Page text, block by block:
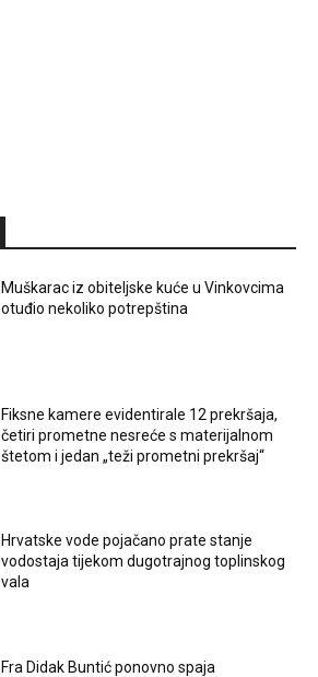
Muškarac iz obiteljske kuće u Vinkovcima
otuđio nekoliko potrepština
Fiksne kamere evidentirale 12 prekršaja,
četiri prometne nesreće s materijalnom
štetom i jedan „teži prometni prekršaj“
Hrvatske vode pojačano prate stanje
vodostaja tijekom dugotrajnog toplinskog
vala
Fra Didak Buntić ponovno spaja